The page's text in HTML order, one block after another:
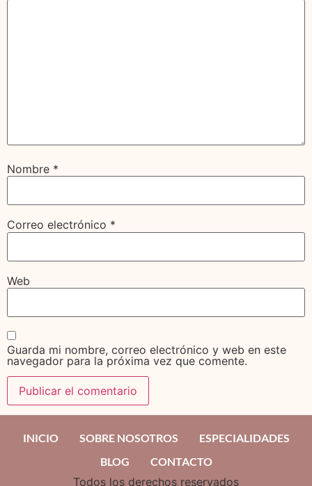
Nombre *
Correo electrónico *
Web
Guarda mi nombre, correo electrónico y web en este
navegador para la próxima vez que comente.
INICIO SOBRE NOSOTROS
ESPECIALIDADES
BLOG
CONTACTO
Todos los derechos reservados